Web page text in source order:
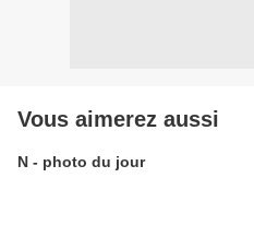
Vous aimerez aussi
N - photo du jour